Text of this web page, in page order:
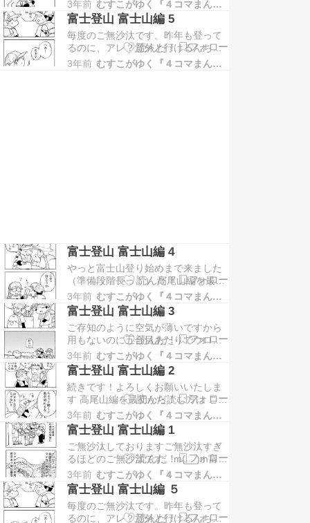
参加しています。クリック…
は遅いと本に書いてあったホントだ
よ、ホント..... 高尾山編を最初から
読む方は こちら → 富士登山 高尾山
編 １ 富士登山 最初から読む方はこ
ちら → 富士登山 準備編 １ ラン…
3年前 むすこがゆく『４コマまんが』
富士登山 富士山編 5
毎度のご無沙汰です。昨年も登って
るのに、アレ？意外と行けるんちゃ
う？って思うのは何故なのか練習を
して臨んだのがよかったのか....富士
3年前 むすこがゆく『４コマまんが』
富士登山 富士山編 4
やっと富士山登り始めまで来ました
（準備段階長っ！） 高尾山編を最初
から読む方は こちら → 富士登山 高
尾山編 １ 富士登山 最初から読む方
はこちら → 富士登山 準備編 １ ラン
キングに参加しています。クリック
してもらえるとランクアップしてや
る気がでます ↓↓↓クリックをお願
い…
3年前 むすこがゆく『４コマまんが』
富士登山 富士山編 3
ご存知のように空気が薄いですから
用もないのに五合目あたりでウロウ
ロしたりしてこれホントに体慣れて
んのかなー？？とか思いながら時間
を過ごしました他の人はどうしてた
んだろ？？ 高尾山編を最初から読む
方は こちら → 富士登山 高尾山編 １
富士登山 最初から読む方はこちら →
富士登…
3年前 むすこがゆく『４コマまんが』
富士登山 富士山編 2
続きです！よろしくお願いいたしま
す 高尾山編を最初から読む方は こち
ら → 富士登山 高尾山編 １ 富士登山
最初から読む方はこちら → 富士登山
準備編 １ ランキングに参加していま
す。クリックしてもらえるとランク
アップしてやる気がでます ↓↓↓クリ
ックをお願いします！ |∀・…
3年前 むすこがゆく『４コマまんが』
富士登山 富士山編 1
ご無沙汰しておりますご無沙汰すぎ
るほどのご無沙汰です。m(__)m富士
登山編 本編スタートです絵が変わっ
たとか持ち物が違うとか細かいこと
は言っちゃあいけませんおそらくと
ゆーか、また間が空いてしまうやも
3年前 むすこがゆく『４コマまんが』
富士登山 富士山編 ５
毎度のご無沙汰です。昨年も登って
るのに、アレ？意外と行けるんちゃ